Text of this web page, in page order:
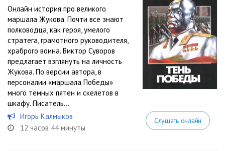
Онлайн история про великого
маршала Жукова. Почти все знают
полководца, как героя, умелого
стратега, грамотного руководителя,
храброго воина. Виктор Суворов
предлагает взглянуть на личность
Жукова. По версии автора, в
персоналии «маршала Победы»
много темных пятен и скелетов в
шкафу. Писатель...
Игорь Калмыков
12 часов 44 минуты
Слушать онлайн